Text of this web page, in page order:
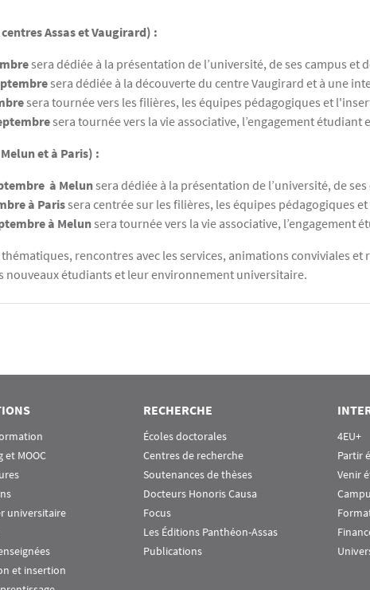
Assas et Vaugirard) :
sera dédiée à la présentation de l’université, de ses campus et
sera dédiée à la découverte du centre Vaugirard et à une
sera tournée vers les filières, les équipes pédagogiques et
sera tournée vers la vie associative, l’engagement étudiant
et à Paris) :
à Melunsera dédiée à la présentation de l’université, de ses
à Parissera centrée sur les filières, les équipes pédagogiques
à Melunsera tournée vers la vie associative, l’engagement
rencontres avec les services, animations conviviales
étudiants et leur environnement universitaire.
et MOOC
universitaire
et insertion
RECHERCHE
Écoles doctorales
Centres de recherche
Soutenances de thèses
Docteurs Honoris Causa
Focus
Les Éditions Panthéon-Assas
Publications
4EU+
Partir
Venir